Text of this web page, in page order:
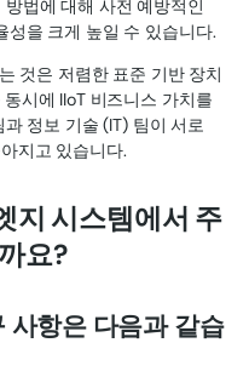
법에 대해 사전 예방적인
성을 크게 높일 수 있습니다.
것은 저렴한 표준 기반 장치
시에 IIoT 비즈니스 가치를
정보 기술 (IT) 팀이 서로
지고 있습니다.
지 시스템에서 주
요?
사항은 다음과 같습